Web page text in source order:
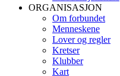
ORGANISASJON
Om forbundet
Menneskene
Lover og regler
Kretser
Klubber
Kart